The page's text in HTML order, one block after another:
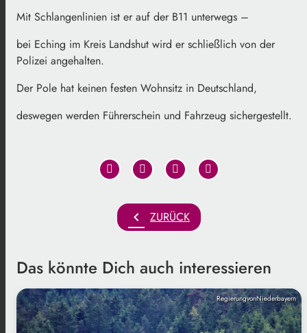
Mit Schlangenlinien ist er auf der B11 unterwegs –
bei Eching im Kreis Landshut wird er schließlich von der
Polizei angehalten.
Der Pole hat keinen festen Wohnsitz in Deutschland,
deswegen werden Führerschein und Fahrzeug sichergestellt.
chevron_left ZURÜCK
Das könnte Dich auch interessieren
RegierungvonNiederbayern